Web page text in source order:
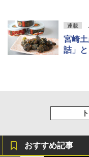
連載
宮崎
詰」と
おすすめ記事